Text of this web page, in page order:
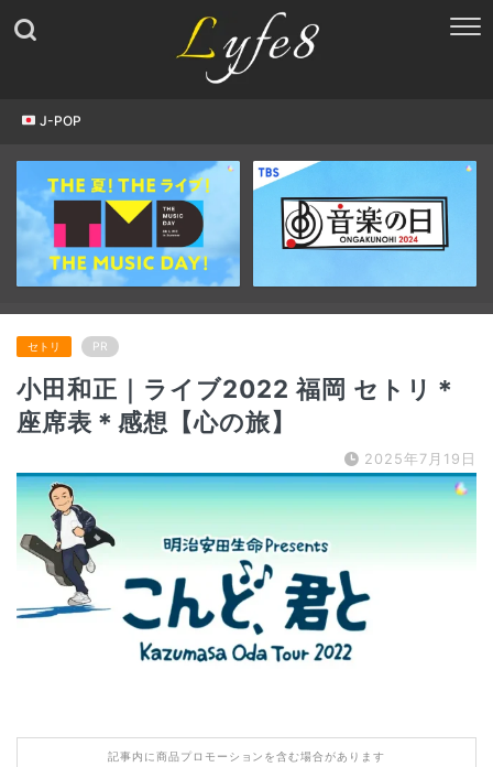
J-POP
セトリ PR
小田和正｜ライブ2022 福岡 セトリ＊
座席表＊感想【心の旅】
2025年7月19日
記事内に商品プロモーションを含む場合があります